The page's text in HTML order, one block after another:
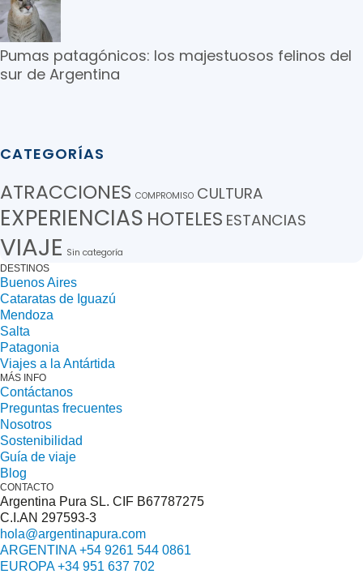
Pumas patagónicos: los majestuosos felinos del
sur de Argentina
CATEGORÍAS
ATRACCIONES COMPROMISO CULTURA
EXPERIENCIAS HOTELES ESTANCIAS
VIAJE Sin categoría
DESTINOS
Buenos Aires
Cataratas de Iguazú
Mendoza
Salta
Patagonia
Viajes a la Antártida
MÁS INFO
Contáctanos
Preguntas frecuentes
Nosotros
Sostenibilidad
Guía de viaje
Blog
CONTACTO
Argentina Pura SL. CIF B67787275
C.I.AN 297593-3
hola@argentinapura.com
ARGENTINA +54 9261 544 0861
EUROPA +34 951 637 702